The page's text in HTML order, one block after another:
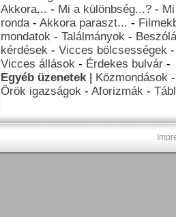
Akkora... - Mi a különbség...? -
ronda- Akkora paraszt... -
mondatok - Találmányok -
kérdések - Vicces bölcsességek
Vicces állások - Érdekes bulvár -
Egyéb üzenetek| Közmondások
Örök igazságok - Aforizmák -